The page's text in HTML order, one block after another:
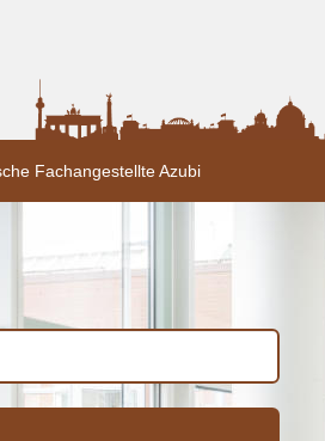
Fachangestellte Azubi